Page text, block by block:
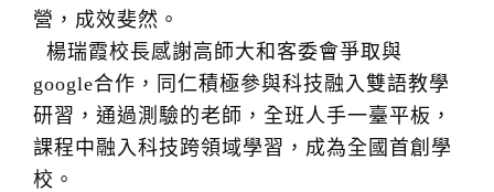
營，成效斐然。
楊瑞霞校長感謝高師大和客委會爭取與
google合作，同仁積極參與科技融入雙語教學
研習，通過測驗的老師，全班人手一臺平板，
課程中融入科技跨領域學習，成為全國首創學
校。